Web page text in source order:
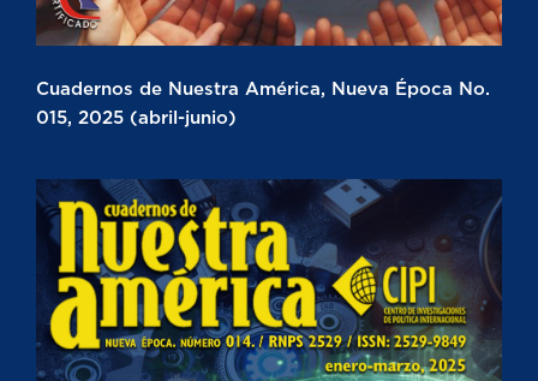
Cuadernos de Nuestra América, Nueva Época No.
015, 2025 (abril-junio)